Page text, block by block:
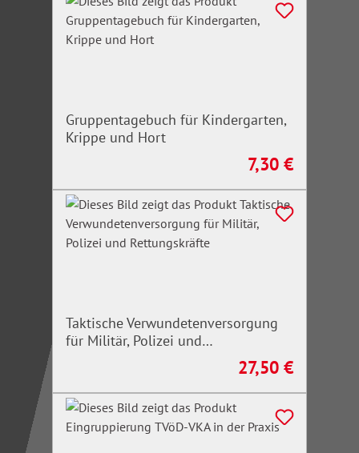
Gruppentagebuch für Kindergarten,
Krippe und Hort
Regulärer Preis:
7,30 €
Taktische Verwundetenversorgung
für Militär, Polizei und
Regulärer Preis:
27,50 €